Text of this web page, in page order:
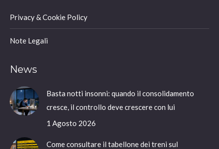
new
Privacy & Cookie Policy
Note Legali
News
Basta notti insonni: quando il consolidamento
cresce, il controllo deve crescere con lui
1 Agosto 2026
Come consultare il tabellone dei treni sul